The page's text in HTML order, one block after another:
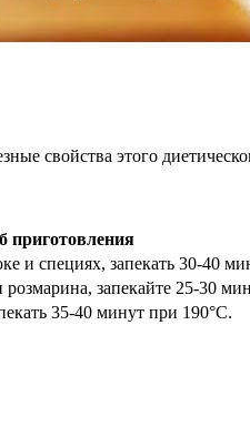
свойства этого
приготовления
и специях, запекать 30-40
запекайте 25-30
35-40 минут при 190°C.